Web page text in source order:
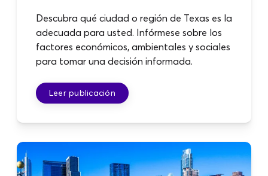
Descubra qué ciudad o región de Texas es la
adecuada para usted. Infórmese sobre los
factores económicos, ambientales y sociales
para tomar una decisión informada.
Leer publicación